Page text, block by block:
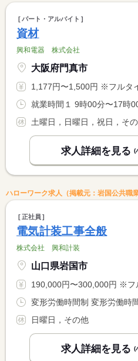
パート・アルバイト
資材
興和電器 株式会社
大阪府門真市
1,177円〜1,500円 ※フルタイム求人の場合は月額（換算
土曜日，日曜日，祝日，そ
求人詳細を見る (
ハローワーク求人（掲載元：岩国公共職
正社員
電気計装工事全般
株式会社 興和計装
山口県岩国市
190,000円〜300,000円 ※フルタイム求人の場合は月額（換算
日曜日，その他
求人詳細を見る (